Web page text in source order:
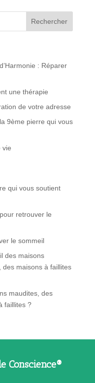
: Réparer
une thérapie
de votre adresse
9ème pierre qui vous
vie
qui vous soutient
retrouver le
le sommeil
des maisons
des maisons à faillites
maudites, des
faillites ?
Conscience®